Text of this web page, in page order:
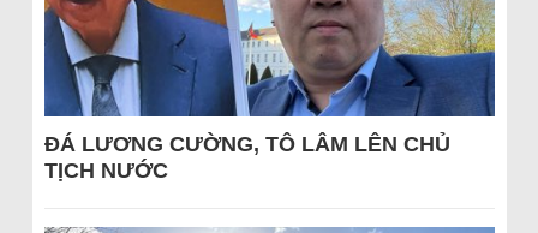
ĐÁ LƯƠNG CƯỜNG, TÔ LÂM LÊN CHỦ
TỊCH NƯỚC